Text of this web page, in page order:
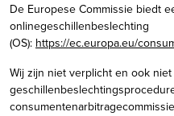
De Europese Commissie biedt
onlinegeschillenbeslechting
(OS): https://ec.europa.eu/
Wij zijn niet verplicht en ook